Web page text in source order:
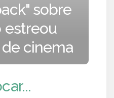
sobre
estreou
cinema